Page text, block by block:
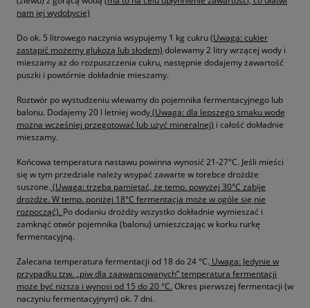
nam jej wydobycie)
Do ok. 5 litrowego naczynia wsypujemy 1 kg cukru(Uwaga: cukier
zastąpić możemy glukozą lub słodem) dolewamy 2 litry wrzącej wody i
mieszamy aż do rozpuszczenia cukru, następnie dodajemy zawartość
puszki i powtórnie dokładnie mieszamy.
Roztwór po wystudzeniu wlewamy do pojemnika fermentacyjnego lub
balonu. Dodajemy 20 l letniej wody(Uwaga: dla lepszego smaku wodę
można wcześniej przegotować lub użyć mineralnej) i całość dokładnie
mieszamy.
Końcowa temperatura nastawu powinna wynosić 21-27°C. Jeśli mieści
się w tym przedziale należy wsypać zawarte w torebce drożdże
suszone. (Uwaga: trzeba pamiętać, że temp. powyżej 30°C zabije
drożdże. W temp. poniżej 18°C fermentacja może w ogóle się nie
rozpocząć). Po dodaniu drożdży wszystko dokładnie wymieszać i
zamknąć otwór pojemnika (balonu) umieszczając w korku rurkę
fermentacyjną.
Zalecana temperatura fermentacji od 18 do 24 °C. Uwaga: Jedynie w
przypadku tzw. „piw dla zaawansowanych” temperatura fermentacji
może być niższa i wynosi od 15 do 20 °C. Okres pierwszej fermentacji (w
naczyniu fermentacyjnym) ok. 7 dni.